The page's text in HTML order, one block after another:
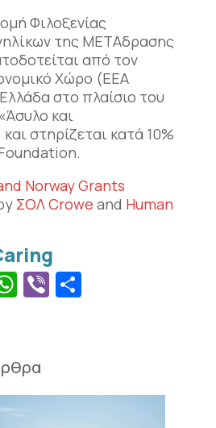
Φιλοξενίας
της ΜΕΤΑδρασης
από τον
Χώρο (EEA
στο πλαίσιο του
και
στηρίζεται κατά 10%
Norway Grants
ΣΟΛ Crowe and Human
WhatsApp
Viber